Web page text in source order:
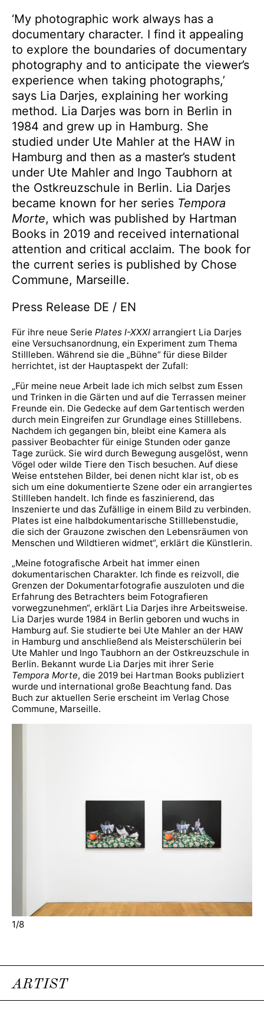
‘My photographic work always has a
documentary character. I find it appealing
to explore the boundaries of documentary
photography and to anticipate the viewer’s
experience when taking photographs,’
says Lia Darjes, explaining her working
method. Lia Darjes was born in Berlin in
1984 and grew up in Hamburg. She
studied under Ute Mahler at the HAW in
Hamburg and then as a master’s student
under Ute Mahler and Ingo Taubhorn at
the Ostkreuzschule in Berlin. Lia Darjes
became known for her series Tempora
Morte, which was published by Hartman
Books in 2019 and received international
attention and critical acclaim. The book for
the current series is published by Chose
Commune, Marseille.
Press Release DE / EN
Für ihre neue Serie Plates I-XXXIarrangiert Lia Darjes
eine Versuchsanordnung, ein Experiment zum Thema
Stillleben. Während sie die „Bühne“ für diese Bilder
herrichtet, ist der Hauptaspekt der Zufall:
„Für meine neue Arbeit lade ich mich selbst zum Essen
und Trinken in die Gärten und auf die Terrassen meiner
Freunde ein. Die Gedecke auf dem Gartentisch werden
durch mein Eingreifen zur Grundlage eines Stilllebens.
Nachdem ich gegangen bin, bleibt eine Kamera als
passiver Beobachter für einige Stunden oder ganze
Tage zurück. Sie wird durch Bewegung ausgelöst, wenn
Vögel oder wilde Tiere den Tisch besuchen. Auf diese
Weise entstehen Bilder, bei denen nicht klar ist, ob es
sich um eine dokumentierte Szene oder ein arrangiertes
Stillleben handelt. Ich finde es faszinierend, das
Inszenierte und das Zufällige in einem Bild zu verbinden.
Plates ist eine halbdokumentarische Stilllebenstudie,
die sich der Grauzone zwischen den Lebensräumen von
Menschen und Wildtieren widmet“, erklärt die Künstlerin.
„Meine fotografische Arbeit hat immer einen
dokumentarischen Charakter. Ich finde es reizvoll, die
Grenzen der Dokumentarfotografie auszuloten und die
Erfahrung des Betrachters beim Fotografieren
vorwegzunehmen“, erklärt Lia Darjes ihre Arbeitsweise.
Lia Darjes wurde 1984 in Berlin geboren und wuchs in
Hamburg auf. Sie studierte bei Ute Mahler an der HAW
in Hamburg und anschließend als Meisterschülerin bei
Ute Mahler und Ingo Taubhorn an der Ostkreuzschule in
Berlin. Bekannt wurde Lia Darjes mit ihrer Serie
Tempora Morte, die 2019 bei Hartman Books publiziert
wurde und international große Beachtung fand. Das
Buch zur aktuellen Serie erscheint im Verlag Chose
Commune, Marseille.
1/8
ARTIST